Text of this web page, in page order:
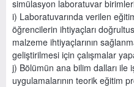
simülasyon laboratuvar
i) Laboratuvarında verilen
öğrencilerin ihtiyaçları
malzeme ihtiyaçlarının
geliştirilmesi için çalışmalar
j) Bölümün ana bilim dalları ile
uygulamalarının teorik eğitim